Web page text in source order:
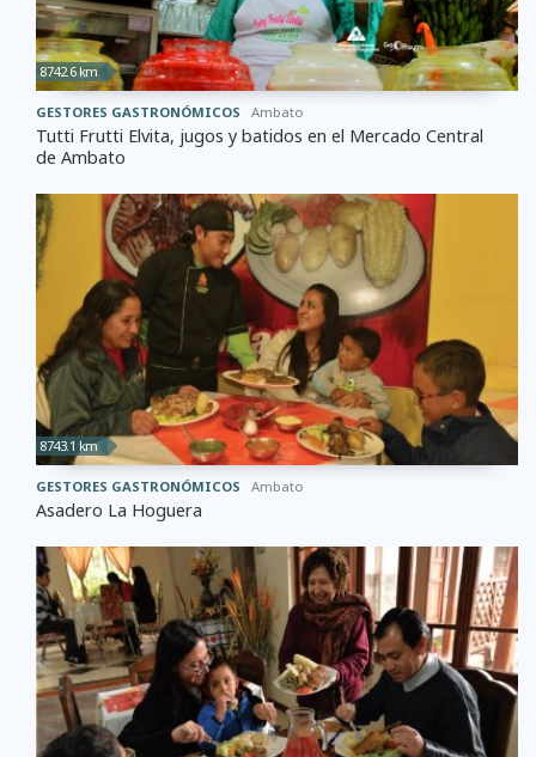
8742.6 km
GESTORES GASTRONÓMICOS Ambato
Tutti Frutti Elvita, jugos y batidos en el Mercado Central
de Ambato
8743.1 km
GESTORES GASTRONÓMICOS Ambato
Asadero La Hoguera